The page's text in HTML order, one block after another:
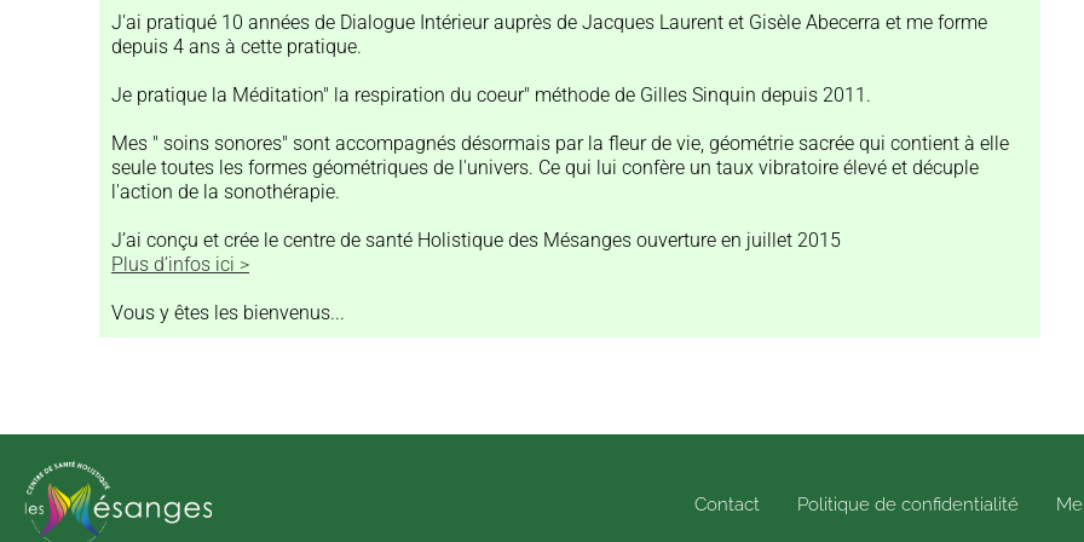
J'ai pratiqué 10 années de Dialogue Intérieur auprès de Jacques Laurent et Gisèle Abecerra et me forme
depuis 4 ans à cette pratique.
Je pratique la Méditation" la respiration du coeur" méthode de Gilles Sinquin depuis 2011.
Mes " soins sonores" sont accompagnés désormais par la fleur de vie, géométrie sacrée qui contient à elle
seule toutes les formes géométriques de l'univers. Ce qui lui confère un taux vibratoire élevé et décuple
l'action de la sonothérapie.
J’ai conçu et crée le centre de santé Holistique des Mésanges ouverture en juillet 2015
Plus d’infos ici >
Vous y êtes les bienvenus...
Contact Politique de confidentialité